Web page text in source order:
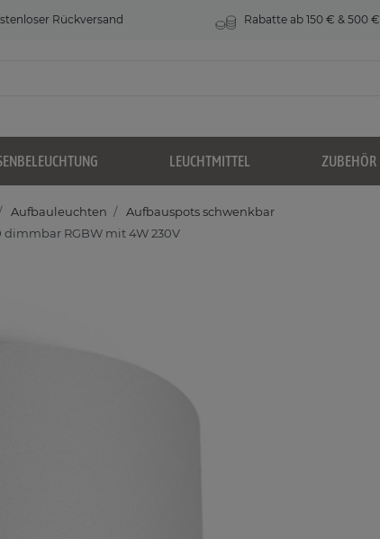
Rückversand Rabatte ab 150 € & 500 €
LEUCHTMITTEL ZUBEHÖR
Aufbauleuchten
Aufbauspots schwenkbar
dimmbar RGBW mit 4W 230V